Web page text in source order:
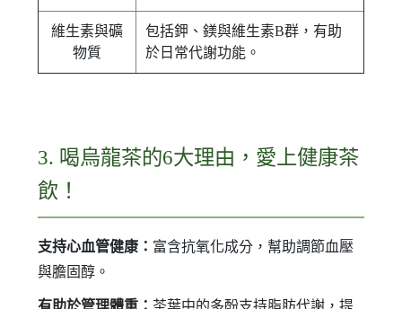
維生素與礦
物質
包括鉀、鎂與維生素B群，有助
於日常代謝功能。
3. 喝烏龍茶的6大理由，愛上健康茶
飲！
支持心血管健康： 富含抗氧化成分，幫助調節血壓
與膽固醇。